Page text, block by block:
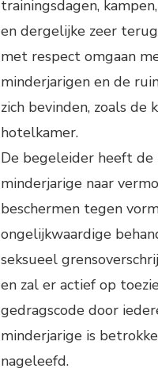
trainingsdagen,
en dergelijke zeer
met respect omgaan
minderjarigen en de
zich bevinden, zoals de
hotelkamer.
De begeleider heeft
minderjarige naar
beschermen tegen
ongelijkwaardige
seksueel
en zal er actief op
gedragscode door
minderjarige is
nageleefd.